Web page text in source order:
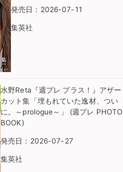
発売日：2026-07-11
集英社
水野Reta『週プレ プラス！』アザー
カット集「埋もれていた逸材、つい
に。～prologue～」 (週プレ PHOTO
BOOK)
発売日：2026-07-27
集英社